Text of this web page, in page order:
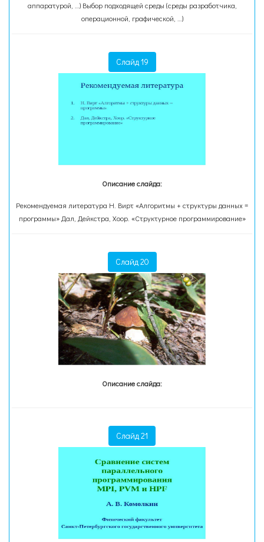
аппаратурой, …) Выбор подходящей среды (среды разработчика,
операционной, графической, …)
Слайд 19
Описание слайда:
Рекомендуемая литература Н. Вирт «Алгоритмы + структуры данных =
программы» Дал, Дейкстра, Хоор. «Структурное программирование»
Слайд 20
Описание слайда:
Слайд 21